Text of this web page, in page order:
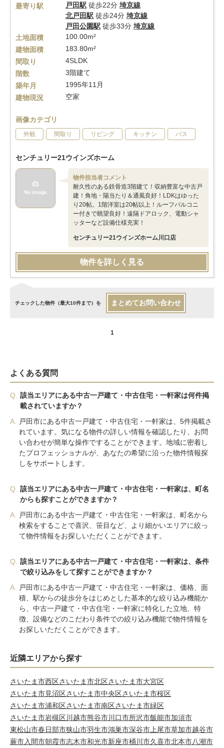
最寄り駅 戸田駅 徒歩22分 埼京線
北戸田駅 徒歩24分 埼京線
戸田公園駅 徒歩33分 埼京線
土地面積
100.00m²
建物面積
183.80m²
間取り
4SLDK
階数
3階建て
築年月
1995年11月
建物現況
空家
画像カテゴリ
外観 間取り リビング キッチン バス
センチュリー21ウインズホーム
物件担当者コメント
耐久性のある鉄骨造3階建て！収納豊富な中古戸
建！角地・陽当たり＆通風良好！LDKはゆった
り20帖。1階洋室は20帖以上！ルーフバルコニ
ー付きで眺望良好！遠隔ドアロック、電動シャ
ッターなど設備仕様充実！
センチュリー21ウインズホーム川口店
物件を詳しく見る
チェックした物件（最大10件まで）を まとめてお問い合わせ
1
よくある質問
Q.
該当エリアにある中古一戸建て・中古住宅・一軒家は何件掲
載されていますか？
A.
戸田市にある中古一戸建て・中古住宅・一軒家は、5件掲載さ
れています。気になる物件の詳しい情報を確認したり、お問
い合わせが簡単な操作ですることができます。地域に密着し
たプロフェッショナルが、あなたの希望に沿った物件情報探
しをサポートします。
Q.
該当エリアにある中古一戸建て・中古住宅・一軒家は、町名
からも探すことができますか？
A.
戸田市にある中古一戸建て・中古住宅・一軒家は、町名から
検索をすることで喜沢、笹目など、より細かいエリアに絞っ
て物件情報をお探しいただくことができます。
Q.
該当エリアにある中古一戸建て・中古住宅・一軒家は、条件
で絞り込みをして探すことができますか？
A.
戸田市にある中古一戸建て・中古住宅・一軒家は、価格、面
積、駅からの徒歩分をはじめとした基本的な絞り込み機能か
ら、中古一戸建て・中古住宅・一軒家に特化した立地、特
徴、設備などのこだわり条件での絞り込み機能で物件情報を
お探しいただくことができます。
近隣エリアから探す
さいたま市西区さいたま市北区さいたま市大宮区
さいたま市見沼区さいたま市中央区さいたま市桜区
さいたま市浦和区さいたま市南区さいたま市緑区
さいたま市岩槻区川越市熊谷市川口市所沢市飯能市加須市
東松山市春日部市狭山市羽生市鴻巣市深谷市 上尾市草加市越谷市
蕨市入間市朝霞市志木市和光市新座市桶川市久喜市北本市八潮市